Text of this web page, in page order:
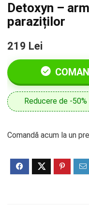
Detoxyn –
paraziților
219 Lei
Reducere de -50%
Comandă acum la un